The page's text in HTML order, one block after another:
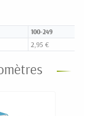
100-249
2,95 €